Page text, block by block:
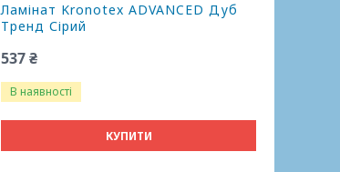
Ламінат Kronotex ADVANCED Дуб
Тренд Сірий
537 ₴
В наявності
КУПИТИ